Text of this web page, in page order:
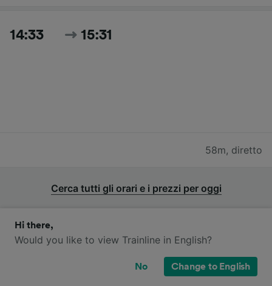
14:33 15:31
58m, diretto
Cerca tutti gli orari e i prezzi per oggi
Quali compagnie ferroviarie operano
Hi there,
Would you like to view Trainline in English?
No Change to English